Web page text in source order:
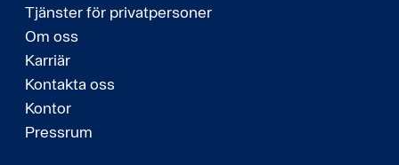
Tjänster för privatpersoner
Om oss
Karriär
Kontakta oss
Kontor
Pressrum